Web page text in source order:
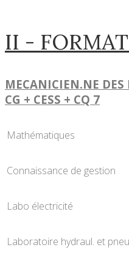
II -
MECANICIEN.NE DES
CG + CESS + CQ 7
Mathématiques
Connaissance de gestion
Labo électricité
Laboratoire hydraul. et